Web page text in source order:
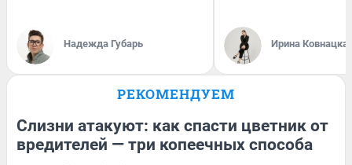
Надежда Губарь Ирина
РЕКОМЕНДУЕМ
Слизни атакуют: как спасти цветник от
вредителей — три копеечных способа